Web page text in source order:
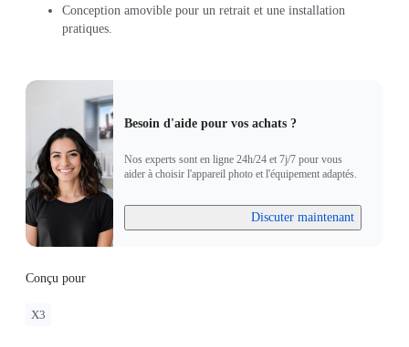
Conception amovible pour un retrait et une installation
pratiques.
Besoin d'aide pour vos achats ?
Nos experts sont en ligne 24h/24 et 7j/7 pour vous
aider à choisir l'appareil photo et l'équipement adaptés.
Discuter maintenant
Conçu pour
X3